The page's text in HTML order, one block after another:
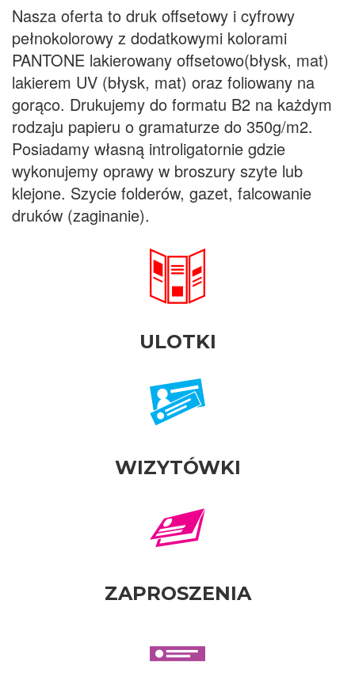
Nasza oferta to druk offsetowy i cyfrowy
pełnokolorowy z dodatkowymi kolorami
PANTONE lakierowany offsetowo(błysk, mat)
lakierem UV (błysk, mat) oraz foliowany na
gorąco. Drukujemy do formatu B2 na każdym
rodzaju papieru o gramaturze do 350g/m2.
Posiadamy własną introligatornie gdzie
wykonujemy oprawy w broszury szyte lub
klejone. Szycie folderów, gazet, falcowanie
druków (zaginanie).
ULOTKI
WIZYTÓWKI
ZAPROSZENIA